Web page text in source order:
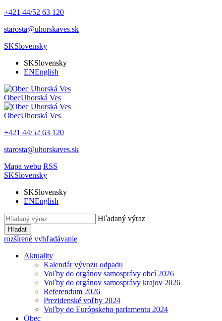
+421 44/52 63 120
starosta@uhorskaves.sk
SKSlovensky
SKSlovensky
ENEnglish
ObecUhorská Ves
ObecUhorská Ves
+421 44/52 63 120
starosta@uhorskaves.sk
Mapa webu RSS
SKSlovensky
SKSlovensky
ENEnglish
Hľadaný výraz
Hľadať
rozšírené vyhľadávanie
Aktuality
Kalendár vývozu odpadu
Voľby do orgánov samosprávy obcí 2026
Voľby do orgánov samosprávy krajov 2026
Referendum 2026
Prezidenské voľby 2024
Voľby do Európskeho parlamentu 2024
Obec